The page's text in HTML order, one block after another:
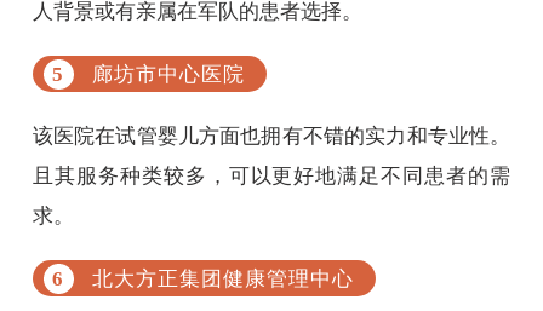
人背景或有亲属在军队的患者选择。
廊坊市中心医院
该医院在试管婴儿方面也拥有不错的实力和专业性。
且其服务种类较多，可以更好地满足不同患者的需
求。
北大方正集团健康管理中心